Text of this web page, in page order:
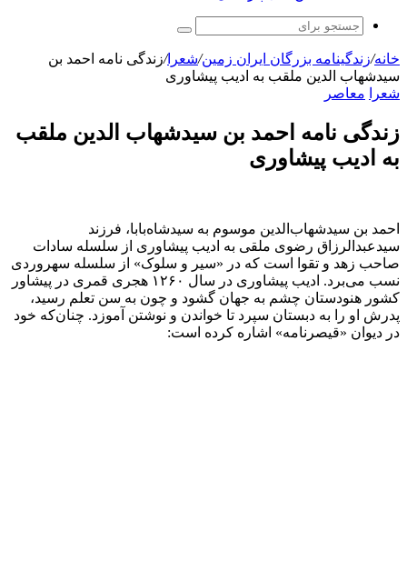
جستجو
برای
خانه/زندگینامه بزرگان ایران زمین/شعرا/زندگی نامه احمد بن
سیدشهاب‌ الدین ملقب به ادیب پیشاوری
شعرا
معاصر
زندگی نامه احمد بن سیدشهاب‌ الدین ملقب
به ادیب پیشاوری
احمد بن سیدشهاب‌الدین موسوم به سیدشاه‌بابا، فرزند
سیدعبدالرزاق رضوی ملقی به ادیب پیشاوری از سلسله سادات
صاحب زهد و تقوا است که در «سیر و سلوک» از سلسله سهروردی
نسب می‌برد. ادیب پیشاوری در سال ۱۲۶۰ هجری قمری در پیشاور
کشور هنودستان چشم به جهان گشود و چون به سن تعلم رسید،
پدرش او را به دبستان سپرد تا خواندن و نوشتن آموزد. چنان‌که خود
در دیوان «قیصرنامه» اشاره کرده است: